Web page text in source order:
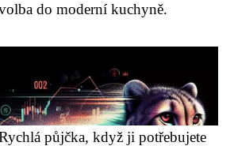
do moderní kuchyně.
půjčka, když ji potřebujete